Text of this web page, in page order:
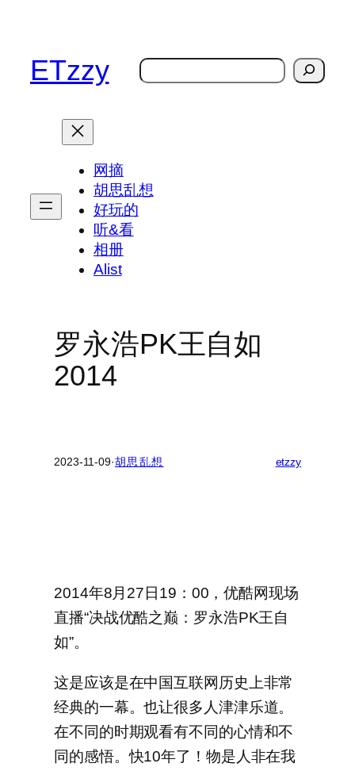
ETzzy
搜
网摘
胡思乱想
好玩的
听&看
相册
Alist
罗永浩PK王自如
2014
2023-11-09·胡思乱想 etzzy
2014年8月27日19：00，优酷网现场
直播“决战优酷之巅：罗永浩PK王自
如”。
这是应该是在中国互联网历史上非常
经典的一幕。也让很多人津津乐道。
在不同的时期观看有不同的心情和不
同的感悟。快10年了！物是人非在我